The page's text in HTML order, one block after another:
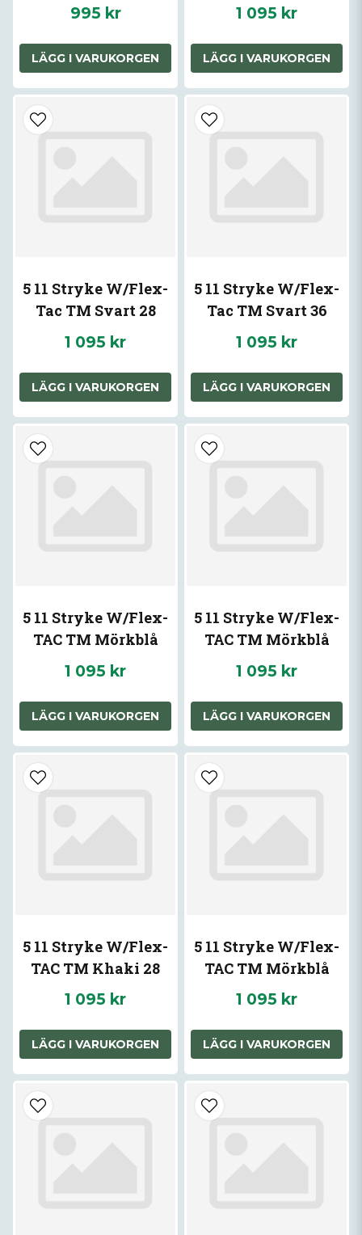
995 kr
LÄGG I VARUKORGEN
1 095 kr
LÄGG I VARUKORGEN
5 11 Stryke W/Flex-
Tac TM Svart 28
1 095 kr
LÄGG I VARUKORGEN
5 11 Stryke W/Flex-
Tac TM Svart 36
1 095 kr
LÄGG I VARUKORGEN
5 11 Stryke W/Flex-
TAC TM Mörkblå
Navy 32
1 095 kr
LÄGG I VARUKORGEN
5 11 Stryke W/Flex-
TAC TM Mörkblå
Navy 34
1 095 kr
LÄGG I VARUKORGEN
5 11 Stryke W/Flex-
TAC TM Khaki 28
1 095 kr
LÄGG I VARUKORGEN
5 11 Stryke W/Flex-
TAC TM Mörkblå
Navy 42
1 095 kr
LÄGG I VARUKORGEN